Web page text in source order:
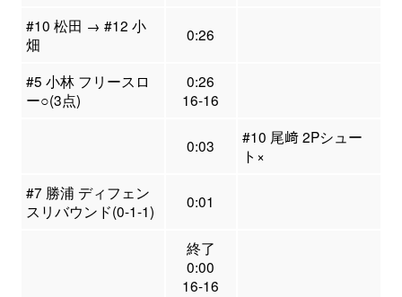
#10 松田 → #12 小
畑
0:26
#5 小林 フリースロ
ー○(3点)
0:26
16-16
0:03
#10 尾﨑 2Pシュー
ト×
#7 勝浦 ディフェン
スリバウンド(0-1-1)
0:01
終了
0:00
16-16